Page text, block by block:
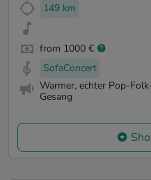
149 km
from 1000 €
SofaConcert
Warmer, echter Pop-
Gesang